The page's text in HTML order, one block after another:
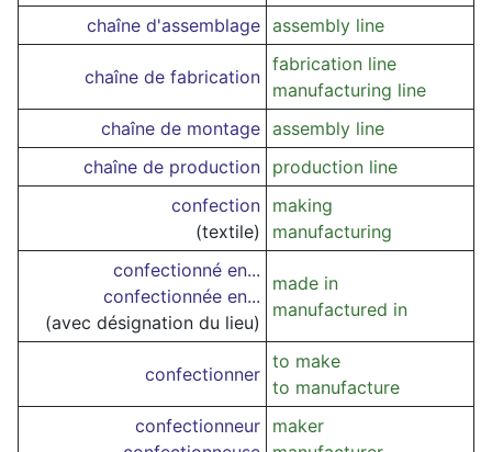
chaîne d'assemblage assembly line
chaîne de fabrication
fabrication line
manufacturing line
chaîne de montage assembly line
chaîne de production production line
confection
(textile)
making
manufacturing
confectionné en...
confectionnée en...
(avec désignation du lieu)
made in
manufactured in
confectionner
to make
to manufacture
confectionneur maker